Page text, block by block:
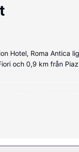
Hotel, Roma Antica
och 0,9 km från
På rummet finns